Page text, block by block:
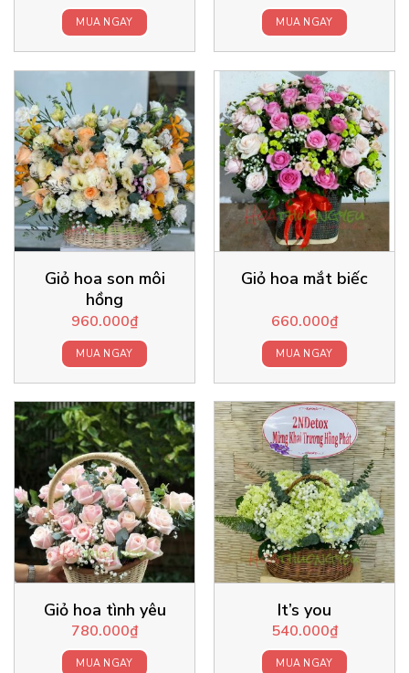
MUA NGAY MUA NGAY
Giỏ hoa son môi
hồng
960.000₫
MUA NGAY
Giỏ hoa mắt biếc
660.000₫
MUA NGAY
Giỏ hoa tình yêu
780.000₫
MUA NGAY
It’s you
540.000₫
MUA NGAY